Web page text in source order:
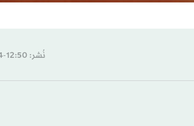
نُشر: 12:50-14 نوفمبر 2020 م ـ 29 ربيع الأول 1442 هـ